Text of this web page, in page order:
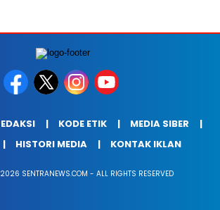
KODE ETIK
MEDIA SIBER
HISTORI MEDIA KONTAK IKLAN
SENTRANEWS.COM - ALL RIGHTS RESERVED